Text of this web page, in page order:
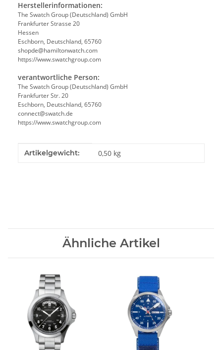
Herstellerinformationen:
The Swatch Group (Deutschland) GmbH
Frankfurter Strasse 20
Hessen
Eschborn, Deutschland, 65760
shopde@hamiltonwatch.com
https://www.swatchgroup.com
verantwortliche Person:
The Swatch Group (Deutschland) GmbH
Frankfurter Str. 20
Eschborn, Deutschland, 65760
connect@swatch.de
https://www.swatchgroup.com
Produkteigenschaft
Wert
Artikelgewicht: 0,50 kg
Ähnliche Artikel